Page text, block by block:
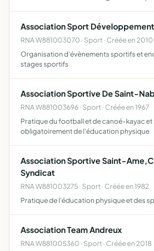
et SM…
Association Sport
RNA W881003070 · Sport · Créée en 2010
Organisation d'évènements sportifs et
stages sportifs
Association Sportive De Saint-
RNA W881003696 · Sport · Créée en 1967
Pratique du football et de canoé-kayac et
obligatoirement de l'éducation physique
Association Sportive Saint-
Syndicat
RNA W881003275 · Sport · Créée en 1982
Pratique de l'éducation physique et des
Association Team Andreux
RNA W881005360 · Sport · Créée en 2018